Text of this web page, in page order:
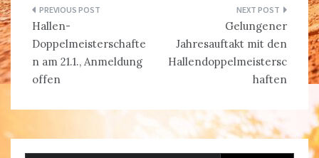
Beitragsnavigation
Hallen-
Doppelmeisterschafte
n am 21.1., Anmeldung
offen
Gelungener
Jahresauftakt mit den
Hallendoppelmeistersc
haften